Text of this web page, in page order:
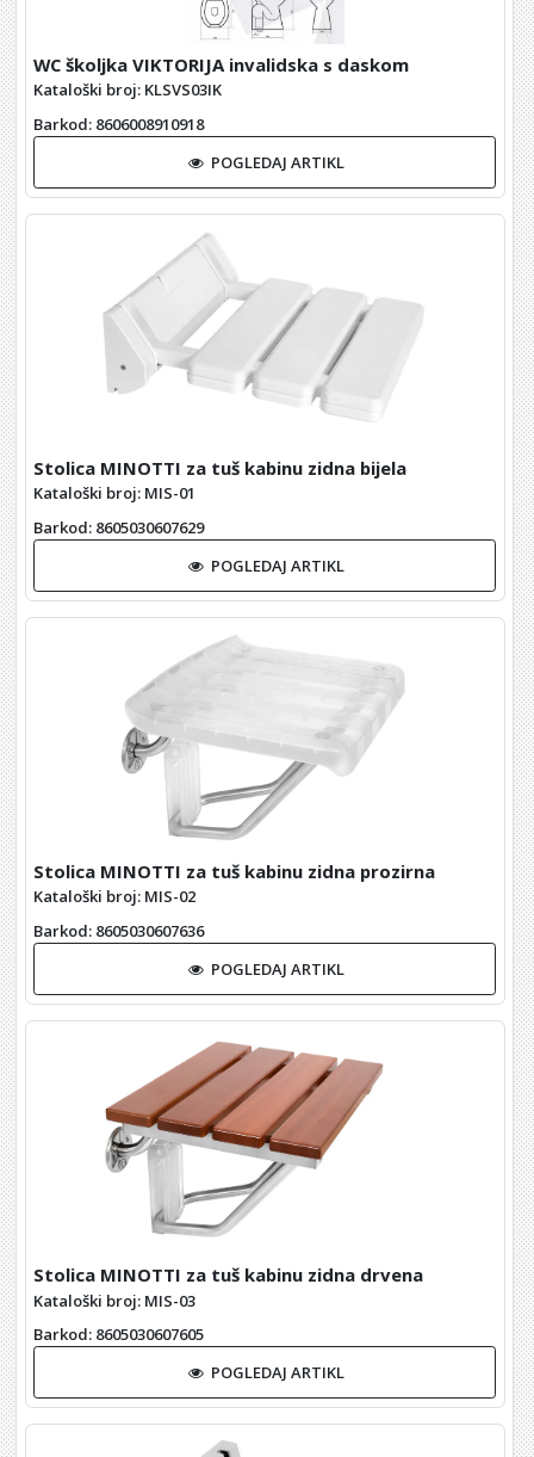
WC školjka VIKTORIJA invalidska s daskom
Kataloški broj: KLSVS03IK
Barkod: 8606008910918
POGLEDAJ ARTIKL
Stolica MINOTTI za tuš kabinu zidna bijela
Kataloški broj: MIS-01
Barkod: 8605030607629
POGLEDAJ ARTIKL
Stolica MINOTTI za tuš kabinu zidna prozirna
Kataloški broj: MIS-02
Barkod: 8605030607636
POGLEDAJ ARTIKL
Stolica MINOTTI za tuš kabinu zidna drvena
Kataloški broj: MIS-03
Barkod: 8605030607605
POGLEDAJ ARTIKL